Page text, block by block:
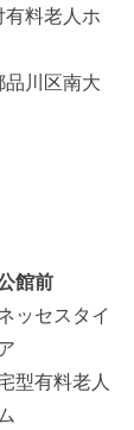
料老人ホ
川区南大
館前
ッセスタイ
型有料老人